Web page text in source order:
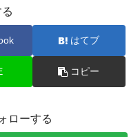
はてブ
コピー
ローする